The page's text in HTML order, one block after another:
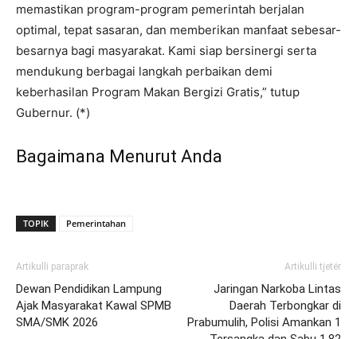
memastikan program-program pemerintah berjalan
optimal, tepat sasaran, dan memberikan manfaat sebesar-
besarnya bagi masyarakat. Kami siap bersinergi serta
mendukung berbagai langkah perbaikan demi
keberhasilan Program Makan Bergizi Gratis,” tutup
Gubernur. (*)
Bagaimana Menurut Anda
TOPIK Pemerintahan
Artikulli paraprak
Dewan Pendidikan Lampung
Ajak Masyarakat Kawal SPMB
SMA/SMK 2026
Artikulli tjetër
Jaringan Narkoba Lintas
Daerah Terbongkar di
Prabumulih, Polisi Amankan 1